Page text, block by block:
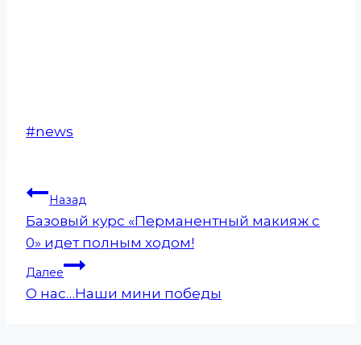
Метки
#news
Навигация
по
записям
Назад
Базовый курс «Перманентный макияж с
0» идет полным ходом!
Далее
О нас…Наши мини победы